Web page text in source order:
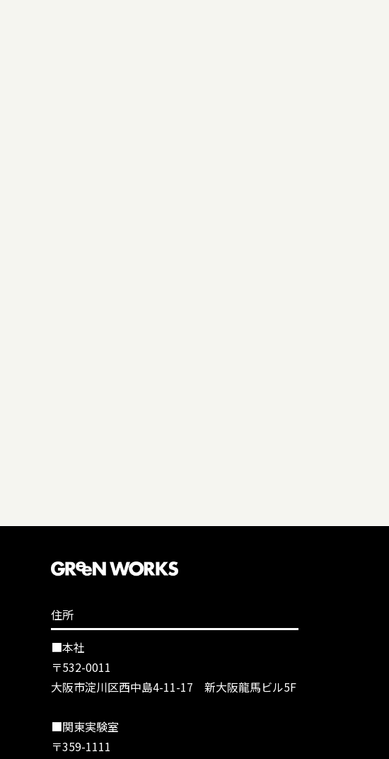
住所
■本社
〒532-0011
大阪市淀川区西中島4-11-17 新大阪龍馬ビル5F
■関東実験室
〒359-1111